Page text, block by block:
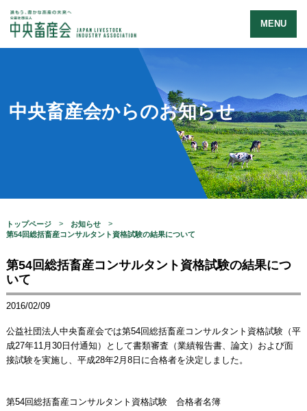
MENU
中央畜産会からのお知らせ
トップページ
お知らせ
第54回総括畜産コンサルタント資格試験の結果について
第54回総括畜産コンサルタント資格試験の結果につ
いて
2016/02/09
公益社団法人中央畜産会では第54回総括畜産コンサルタント資格試験（平
成27年11月30日付通知）として書類審査（業績報告書、論文）および面
接試験を実施し、平成28年2月8日に合格者を決定しました。
第54回総括畜産コンサルタント資格試験 合格者名簿